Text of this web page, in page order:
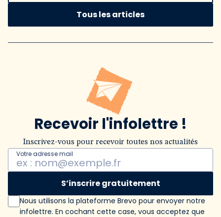
Tous les articles
Recevoir l'infolettre !
Inscrivez-vous pour recevoir toutes nos actualités
Votre adresse mail
S’inscrire gratuitement
Nous utilisons la plateforme Brevo pour envoyer notre
infolettre. En cochant cette case, vous acceptez que